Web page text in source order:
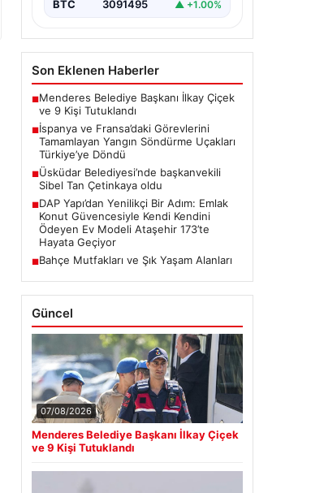
BTC 3091495 ▲ +1.00%
Son Eklenen Haberler
■Menderes Belediye Başkanı İlkay Çiçek
ve 9 Kişi Tutuklandı
■İspanya ve Fransa’daki Görevlerini
Tamamlayan Yangın Söndürme Uçakları
Türkiye’ye Döndü
■Üsküdar Belediyesi’nde başkanvekili
Sibel Tan Çetinkaya oldu
■DAP Yapı’dan Yenilikçi Bir Adım: Emlak
Konut Güvencesiyle Kendi Kendini
Ödeyen Ev Modeli Ataşehir 173’te
Hayata Geçiyor
■Bahçe Mutfakları ve Şık Yaşam Alanları
Güncel
07/08/2026
Menderes Belediye Başkanı İlkay Çiçek
ve 9 Kişi Tutuklandı